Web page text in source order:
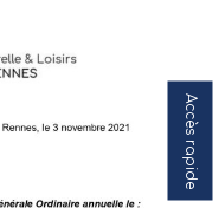
Accès rapide